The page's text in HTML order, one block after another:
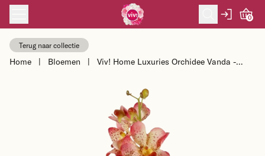
Skip to content
0
Terug naar collectie
Home | Bloemen |
Viv! Home Luxuries Orchidee Vanda -